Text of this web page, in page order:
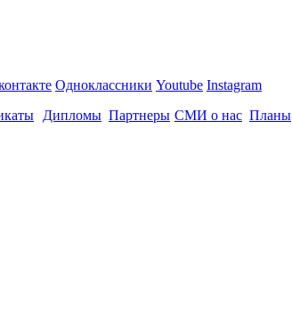
Одноклассники Youtube Instagram
Дипломы Партнеры СМИ о нас Планы